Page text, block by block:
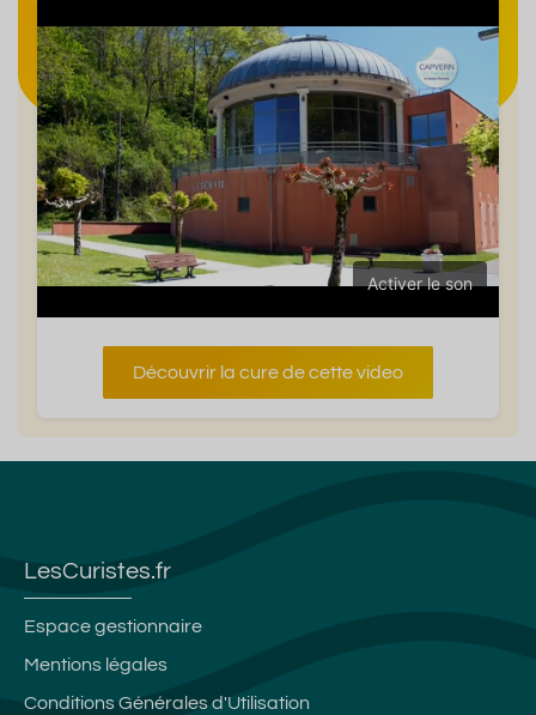
Activer le son
Découvrir la cure de cette video
LesCuristes.fr
Espace gestionnaire
Mentions légales
Conditions Générales d'Utilisation